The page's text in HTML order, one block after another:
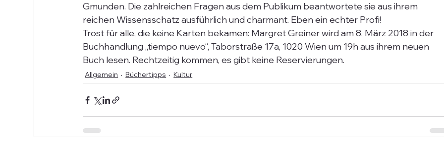
Gmunden. Die zahlreichen Fragen aus dem Publikum beantwortete sie aus ihrem
reichen Wissensschatz ausführlich und charmant. Eben ein echter Profi!
Trost für alle, die keine Karten bekamen: Margret Greiner wird am 8. März 2018 in der
Buchhandlung „tiempo nuevo“, Taborstraße 17a, 1020 Wien um 19h aus ihrem neuen
Buch lesen. Rechtzeitig kommen, es gibt keine Reservierungen.
Allgemein Büchertipps Kultur